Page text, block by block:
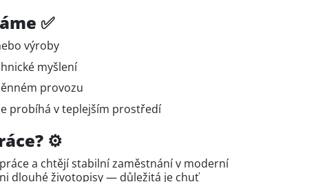
✅
výroby
myšlení
provozu
probíhá v teplejším prostředí
⚙️
a chtějí stabilní zaměstnání v moderní
dlouhé životopisy — důležitá je chuť